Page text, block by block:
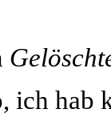
ich hab